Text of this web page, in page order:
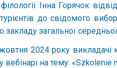
філології Інна Горячок
до свідомого
закладу загальної
2024 року викладачі
вебінарі на тему: